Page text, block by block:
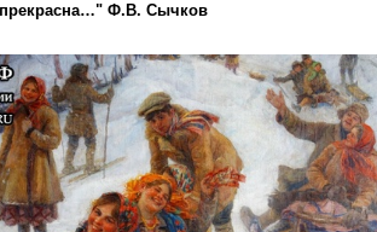
Ф.В. Сычков